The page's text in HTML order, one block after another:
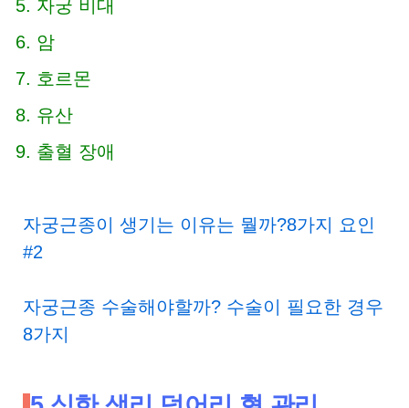
자궁 비대
암
호르몬
유산
출혈 장애
자궁근종이 생기는 이유는 뭘까?8가지 요인
#2
자궁근종 수술해야할까? 수술이 필요한 경우
8가지